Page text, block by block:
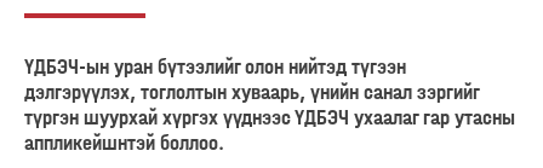
ҮДБЭЧ-ын уран бүтээлийг олон нийтэд түгээн
дэлгэрүүлэх, тоглолтын хуваарь, үнийн санал зэргийг
түргэн шуурхай хүргэх үүднээс ҮДБЭЧ ухаалаг гар утасны
аппликейшнтэй боллоо.